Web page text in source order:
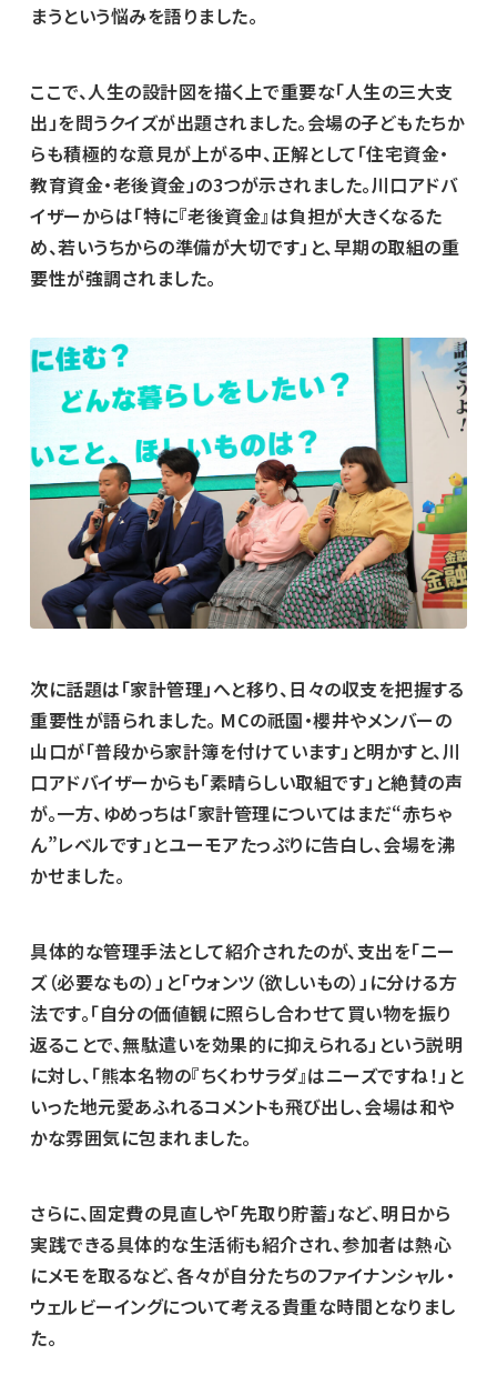
まうという悩みを語りました。
ここで、人生の設計図を描く上で重要な「人生の三大支
出」を問うクイズが出題されました。会場の子どもたちか
らも積極的な意見が上がる中、正解として「住宅資金・
教育資金・老後資金」の3つが示されました。川口アドバ
イザーからは「特に『老後資金』は負担が大きくなるた
め、若いうちからの準備が大切です」と、早期の取組の重
要性が強調されました。
次に話題は「家計管理」へと移り、日々の収支を把握する
重要性が語られました。 MCの祇園・櫻井やメンバーの
山口が「普段から家計簿を付けています」と明かすと、川
口アドバイザーからも「素晴らしい取組です」と絶賛の声
が。一方、ゆめっちは「家計管理についてはまだ“赤ちゃ
ん”レベルです」とユーモアたっぷりに告白し、会場を沸
かせました。
具体的な管理手法として紹介されたのが、支出を「ニー
ズ（必要なもの）」と「ウォンツ（欲しいもの）」に分ける方
法です。「自分の価値観に照らし合わせて買い物を振り
返ることで、無駄遣いを効果的に抑えられる」という説明
に対し、「熊本名物の『ちくわサラダ』はニーズですね！」と
いった地元愛あふれるコメントも飛び出し、会場は和や
かな雰囲気に包まれました。
さらに、固定費の見直しや「先取り貯蓄」など、明日から
実践できる具体的な生活術も紹介され、参加者は熱心
にメモを取るなど、各々が自分たちのファイナンシャル・
ウェルビーイングについて考える貴重な時間となりまし
た。